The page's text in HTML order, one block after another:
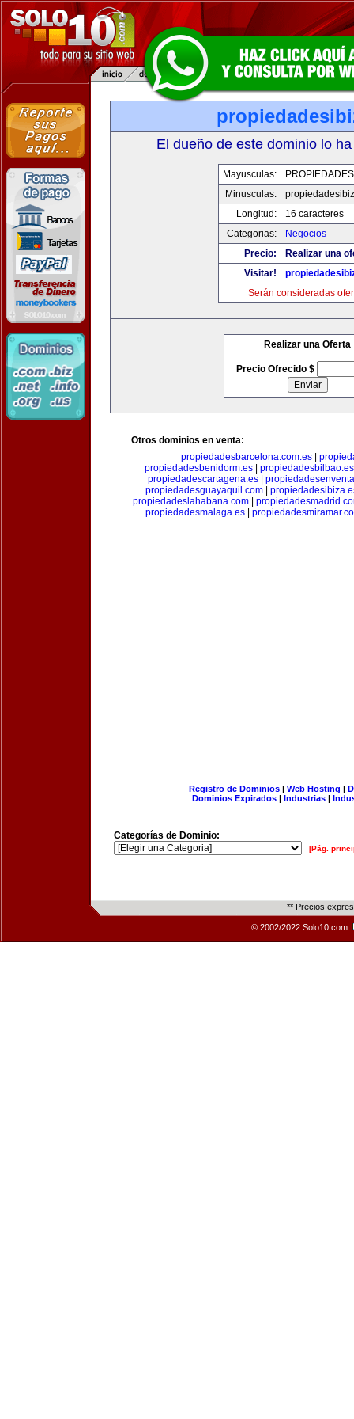
El dueño de este dominio lo
Mayusculas:
Minusculas:
Longitud:
16 caracteres
Categorias:
Negocios
Precio:
Realizar una
Visitar!
Serán consideradas
Realizar una Oferta
Precio Ofrecido $
Otros dominios en venta:
propiedadesbarcelona.com.es|
propiedadesbenidorm.es
propiedadesbilbao.es
propiedadescartagena.es|
propiedadesguayaquil.com
propiedadeslahabana.com|
propiedadesmalaga.es|
Registro de Dominios| Web Hosting |
Dominios Expirados | Industrias |
Categorías de Dominio:
[Pág.
** Precios
© 2002/2022 Solo10.com